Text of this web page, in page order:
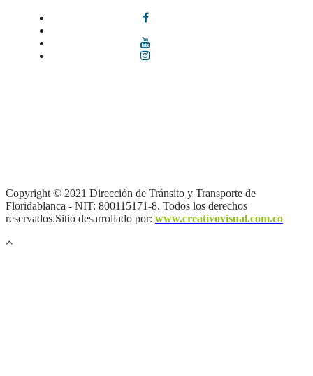
Copyright © 2021 Dirección de Tránsito y Transporte de
Floridablanca - NIT: 800115171-8. Todos los derechos
reservados.Sitio desarrollado por: www.creativovisual.com.co